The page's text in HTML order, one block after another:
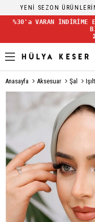
YENİ SEZON
%30'a VARAN İNDİRİME
Anasayfa Aksesuar Şal